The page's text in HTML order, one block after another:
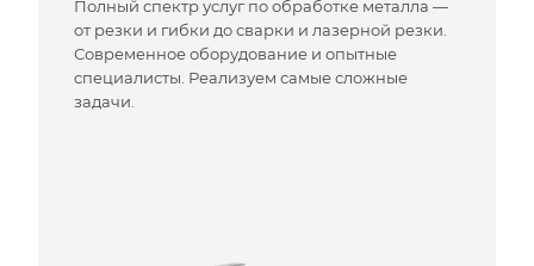
Полный спектр услуг по обработке металла —
от резки и гибки до сварки и лазерной резки.
Современное оборудование и опытные
специалисты. Реализуем самые сложные
задачи.